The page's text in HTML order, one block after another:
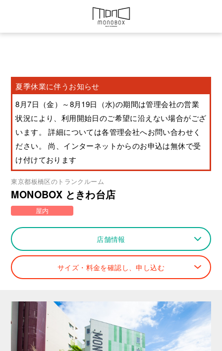
夏季休業に伴うお知らせ
8月7日（金）～8月19日（水)の期間は管理会社の営業
状況により、利用開始日のご希望に沿えない場合がござ
います。 詳細については各管理会社へお問い合わせく
ださい。 尚、インターネットからのお申込は無休で受
け付けております
東京都板橋区のトランクルーム
MONOBOX ときわ台店
屋内
店舗情報
サイズ・料金を確認し、申し込む